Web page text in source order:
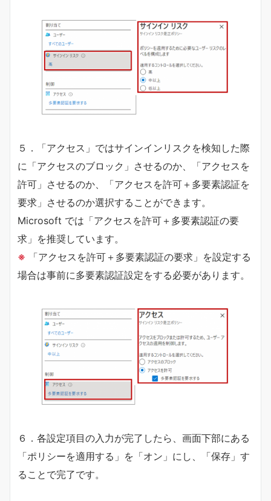
５．「アクセス」ではサインインリスクを検知した際
に「アクセスのブロック」させるのか、「アクセスを
許可」させるのか、「アクセスを許可＋多要素認証を
要求」させるのか選択することができます。
Microsoft では「アクセスを許可＋多要素認証の要
求」を推奨しています。
※ 「アクセスを許可＋多要素認証の要求」を設定する
場合は事前に多要素認証設定をする必要があります。
６．各設定項目の入力が完了したら、画面下部にある
「ポリシーを適用する」を「オン」にし、「保存」す
ることで完了です。